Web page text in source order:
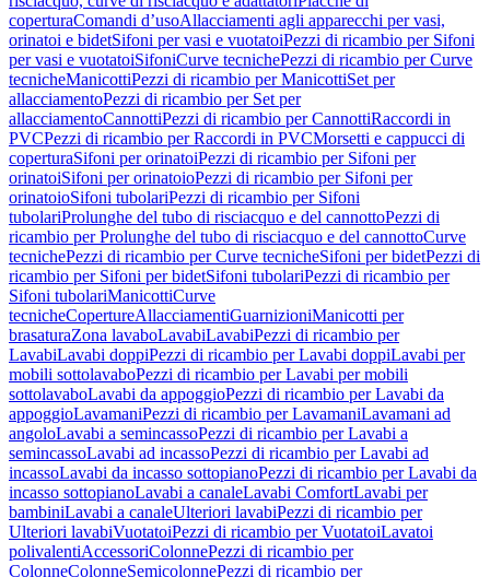
coperturaComandi d’usoAllacciamenti agli apparecchi per vasi,
orinatoi e bidetSifoni per vasi e vuotatoiPezzi di ricambio per Sifoni
per vasi e vuotatoiSifoniCurve tecnichePezzi di ricambio per Curve
tecnicheManicottiPezzi di ricambio per ManicottiSet per
allacciamentoPezzi di ricambio per Set per
allacciamentoCannottiPezzi di ricambio per CannottiRaccordi in
PVCPezzi di ricambio per Raccordi in PVCMorsetti e cappucci di
coperturaSifoni per orinatoiPezzi di ricambio per Sifoni per
orinatoiSifoni per orinatoioPezzi di ricambio per Sifoni per
orinatoioSifoni tubolariPezzi di ricambio per Sifoni
tubolariProlunghe del tubo di risciacquo e del cannottoPezzi di
ricambio per Prolunghe del tubo di risciacquo e del cannottoCurve
tecnichePezzi di ricambio per Curve tecnicheSifoni per bidetPezzi di
ricambio per Sifoni per bidetSifoni tubolariPezzi di ricambio per
Sifoni tubolariManicottiCurve
tecnicheCopertureAllacciamentiGuarnizioniManicotti per
brasaturaZona lavaboLavabiLavabiPezzi di ricambio per
LavabiLavabi doppiPezzi di ricambio per Lavabi doppiLavabi per
mobili sottolavaboPezzi di ricambio per Lavabi per mobili
sottolavaboLavabi da appoggioPezzi di ricambio per Lavabi da
appoggioLavamaniPezzi di ricambio per LavamaniLavamani ad
angoloLavabi a semincassoPezzi di ricambio per Lavabi a
semincassoLavabi ad incassoPezzi di ricambio per Lavabi ad
incassoLavabi da incasso sottopianoPezzi di ricambio per Lavabi da
incasso sottopianoLavabi a canaleLavabi ComfortLavabi per
bambiniLavabi a canaleUlteriori lavabiPezzi di ricambio per
Ulteriori lavabiVuotatoiPezzi di ricambio per VuotatoiLavatoi
polivalentiAccessoriColonnePezzi di ricambio per
ColonneColonneSemicolonnePezzi di ricambio per